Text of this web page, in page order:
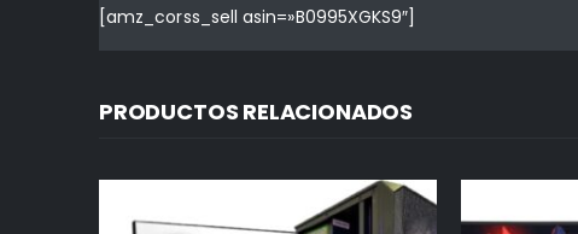
[amz_corss_sell asin=»B0995XGKS9″]
PRODUCTOS RELACIONADOS